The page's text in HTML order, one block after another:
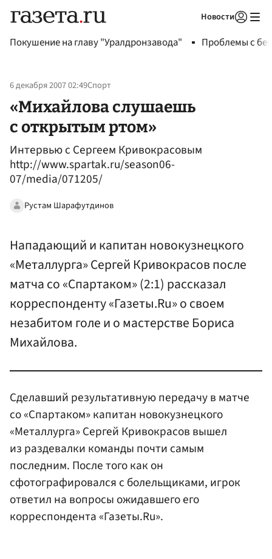
Новости
Покушение на главу "Уралдронзавода" Проблемы с
6 декабря 2007 02:49Спорт
«Михайлова слушаешь
с открытым ртом»
Интервью с Сергеем Кривокрасовым
http://www.spartak.ru/season06-
07/media/071205/
Рустам Шарафутдинов
Нападающий и капитан новокузнецкого
«Металлурга» Сергей Кривокрасов после
матча со «Спартаком» (2:1) рассказал
корреспонденту «Газеты.Ru» о своем
незабитом голе и о мастерстве Бориса
Михайлова.
Сделавший результативную передачу в матче
со «Спартаком» капитан новокузнецкого
«Металлурга» Сергей Кривокрасов вышел
из раздевалки команды почти самым
последним. После того как он
сфотографировался с болельщиками, игрок
ответил на вопросы ожидавшего его
корреспондента «Газеты.Ru».